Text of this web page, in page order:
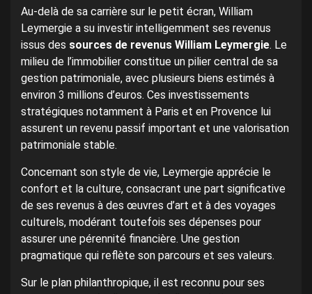
Au-delà de sa carrière sur le petit écran, William
Leymergie a su investir intelligemment ses revenus
issus des sources de revenus William Leymergie. Le
milieu de l’immobilier constitue un pilier central de sa
gestion patrimoniale, avec plusieurs biens estimés à
environ 3 millions d’euros. Ces investissements
stratégiques notamment à Paris et en Provence lui
assurent un revenu passif important et une valorisation
patrimoniale stable.
Concernant son style de vie, Leymergie apprécie le
confort et la culture, consacrant une part significative
de ses revenus à des œuvres d’art et à des voyages
culturels, modérant toutefois ses dépenses pour
assurer une pérennité financière. Une gestion
pragmatique qui reflète son parcours et ses valeurs.
Sur le plan philanthropique, il est reconnu pour ses